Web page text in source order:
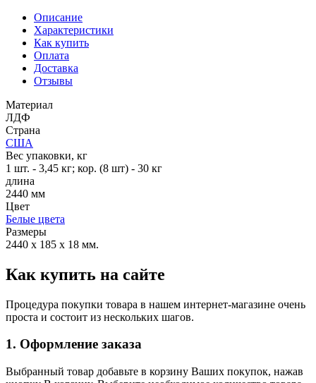
Описание
Характеристики
Как купить
Оплата
Доставка
Отзывы
Материал
ЛДФ
Страна
США
Вес упаковки, кг
1 шт. - 3,45 кг; кор. (8 шт) - 30 кг
длина
2440 мм
Цвет
Белые цвета
Размеры
2440 x 185 x 18 мм.
Как купить на сайте
Процедура покупки товара в нашем интернет-магазине очень
проста и состоит из нескольких шагов.
1. Оформление заказа
Выбранный товар добавьте в корзину Ваших покупок, нажав